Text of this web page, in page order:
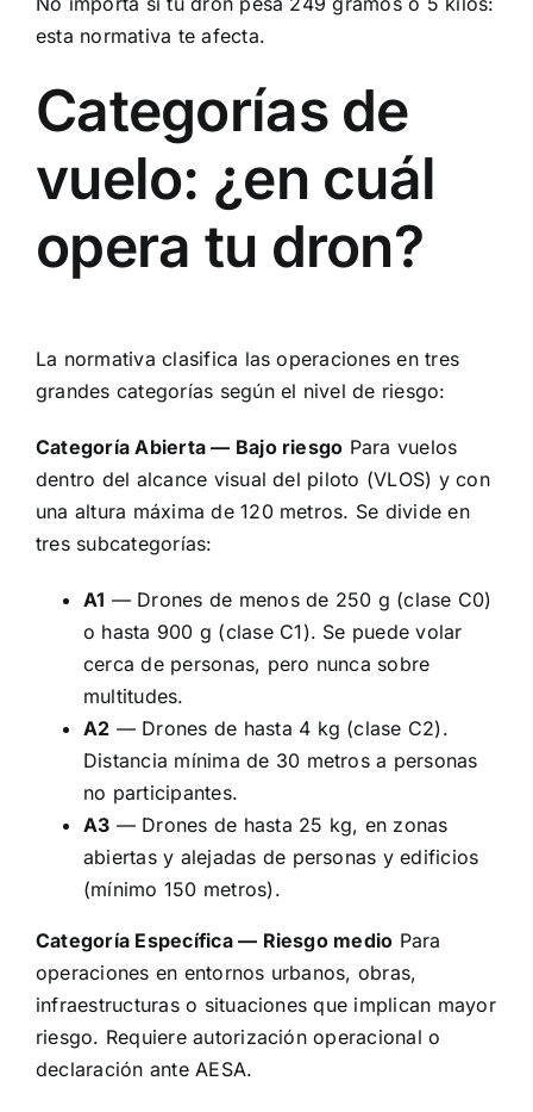
esta normativa te afecta.
Categorías de
vuelo: ¿en cuál
opera tu dron?
La normativa clasifica las operaciones en tres
grandes categorías según el nivel de riesgo:
Categoría Abierta — Bajo riesgo Para vuelos
dentro del alcance visual del piloto (VLOS) y con
una altura máxima de 120 metros. Se divide en
tres subcategorías:
A1 — Drones de menos de 250 g (clase C0)
o hasta 900 g (clase C1). Se puede volar
cerca de personas, pero nunca sobre
multitudes.
A2 — Drones de hasta 4 kg (clase C2).
Distancia mínima de 30 metros a personas
no participantes.
A3 — Drones de hasta 25 kg, en zonas
abiertas y alejadas de personas y edificios
(mínimo 150 metros).
Categoría Específica — Riesgo medio Para
operaciones en entornos urbanos, obras,
infraestructuras o situaciones que implican mayor
riesgo. Requiere autorización operacional o
declaración ante AESA.